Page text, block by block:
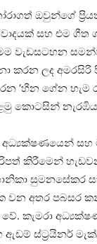
ඔවුන්ගේ
සහ එම ගීත
වැඩසටහන
කරන ලද අමරසිරි
‘හීන ගේන හැම
කොටසින් නැරඹිය
අධ්‍යක්ෂණයෙන් සහ
කිරීමෙන්
සුමනසේකර
වන අතර පබසර
වේ. කැමරා
ඇඩම් ස්ට්‍රයිනර්